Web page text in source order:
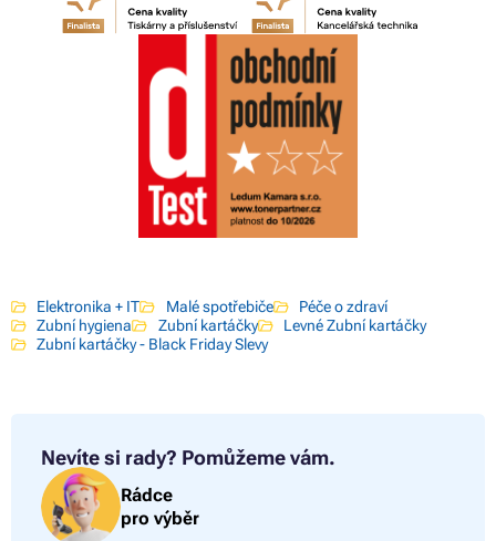
Elektronika + IT Malé spotřebiče
Péče o zdraví
Zubní hygiena
Zubní kartáčky
Levné Zubní kartáčky
Zubní kartáčky - Black Friday Slevy
Nevíte si rady? Pomůžeme vám.
Rádce
pro výběr